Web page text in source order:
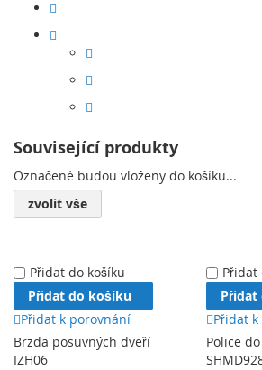
Související produkty
Označené budou vloženy do košíku...
zvolit vše
Přidat do košíku
Přidat do košíku
Přidat k porovnání
Brzda posuvných dveří
IZH06
Přidat
Přidat
Police